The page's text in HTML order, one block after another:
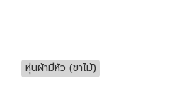
หุ่นผ้ามีหัว (ขาไม้)